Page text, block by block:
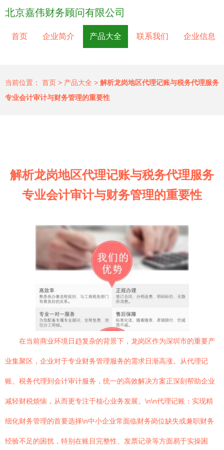
北京嘉伟财务顾问有限公司
首页 企业简介 产品大全 联系我们 企业信息
当前位置： 首页 > 产品大全 > 解析龙岗地区代理记账与税务代理服务
专业会计审计与财务管理的重要性
解析龙岗地区代理记账与税务代理服务
专业会计审计与财务管理的重要性
在当前商业环境日趋复杂的背景下，龙岗区作为深圳市的重要产
业集聚区，企业对于专业财务管理服务的需求日渐高涨。从代理记
账、税务代理到会计审计服务，统一的高效解决方案正深刻帮助企业
减轻财税烦恼，从而更专注于核心业务发展。\n\n代理记账：实现精
细化财务管理的首要选择\n中小企业常面临财务岗位缺失或兼职财务
经验不足的困扰，特别在账目完整性、发票记录等方面易于实操困